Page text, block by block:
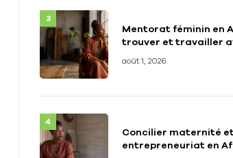
Mentorat féminin en
trouver et travailler
août 1, 2026
Concilier maternité et
entrepreneuriat en